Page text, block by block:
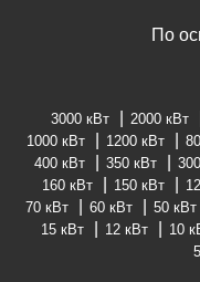
По
3000 кВт 2000 кВт
1000 кВт
1200 кВт
400 кВт
350 кВт
160 кВт
150 кВт
70 кВт
60 кВт 50 кВт
15 кВт
12 кВт 10